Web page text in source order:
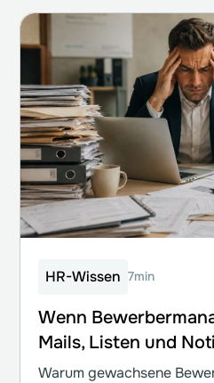
HR-Wissen 7min
Wenn
Mails, Listen und
Warum gewachsene